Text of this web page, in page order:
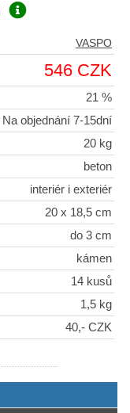
VASPO
546 CZK
21 %
Na objednání 7-15dní
20 kg
beton
interiér i exteriér
20 x 18,5 cm
do 3 cm
kámen
14 kusů
1,5 kg
40,- CZK